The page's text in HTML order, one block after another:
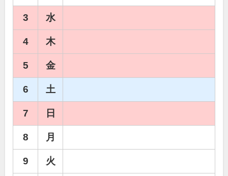
3 水
4 木
5 金
6 土
7 日
8 月
9 火